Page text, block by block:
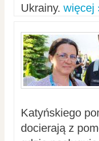
Ukrainy. więcej
Katyńskiego
docierają z